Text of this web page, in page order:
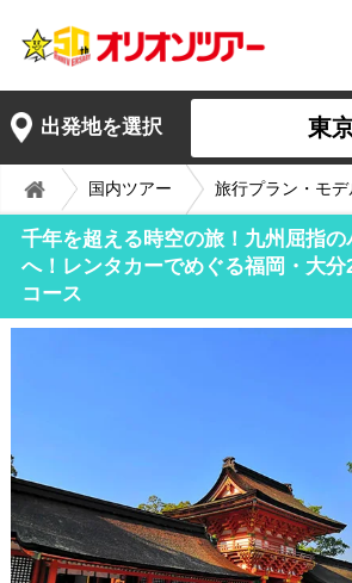
出発地を選択 東
国内ツアー 旅行プラン・モデ
千年を超える時空の旅！九州屈指の
へ！レンタカーでめぐる福岡・大
コース